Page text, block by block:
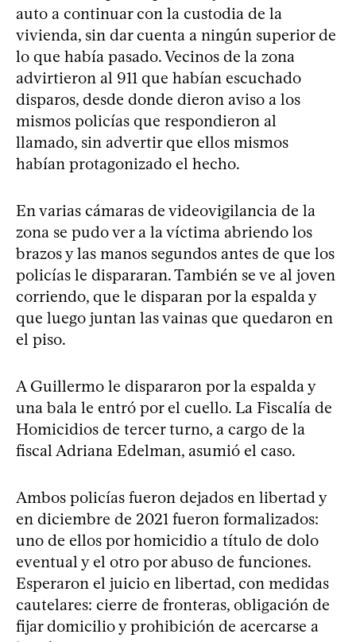
auto a continuar con la custodia de la
vivienda, sin dar cuenta a ningún superior de
lo que había pasado. Vecinos de la zona
advirtieron al 911 que habían escuchado
disparos, desde donde dieron aviso a los
mismos policías que respondieron al
llamado, sin advertir que ellos mismos
habían protagonizado el hecho.
En varias cámaras de videovigilancia de la
zona se pudo ver a la víctima abriendo los
brazos y las manos segundos antes de que los
policías le dispararan. También se ve al joven
corriendo, que le disparan por la espalda y
que luego juntan las vainas que quedaron en
el piso.
A Guillermo le dispararon por la espalda y
una bala le entró por el cuello. La Fiscalía de
Homicidios de tercer turno, a cargo de la
fiscal Adriana Edelman, asumió el caso.
Ambos policías fueron dejados en libertad y
en diciembre de 2021 fueron formalizados:
uno de ellos por homicidio a título de dolo
eventual y el otro por abuso de funciones.
Esperaron el juicio en libertad, con medidas
cautelares: cierre de fronteras, obligación de
fijar domicilio y prohibición de acercarse a